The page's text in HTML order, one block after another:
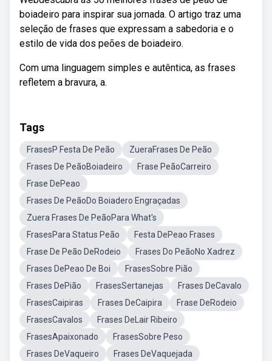
boiadeiro para inspirar sua jornada. O artigo traz uma
seleção de frases que expressam a sabedoria e o
estilo de vida dos peões de boiadeiro.
Com uma linguagem simples e autêntica, as frases
refletem a bravura, a.
Tags
FrasesP Festa De Peão
ZueraFrases De Peão
Frases De PeãoBoiadeiro
Frase PeãoCarreiro
Frase DePeao
Frases De PeãoDo Boiadero Engraçadas
Zuera Frases De PeãoPara What's
FrasesPara Status Peão
Festa DePeao Frases
Frase De Peão DeRodeio
Frases Do PeãoNo Xadrez
Frases DePeao De Boi
FrasesSobre Pião
Frases DePião
FrasesSertanejas
Frases DeCavalo
FrasesCaipiras
Frases DeCaipira
Frase DeRodeio
FrasesCavalos
Frases DeLair Ribeiro
FrasesApaixonado
FrasesSobre Peso
Frases DeVaqueiro
Frases DeVaquejada